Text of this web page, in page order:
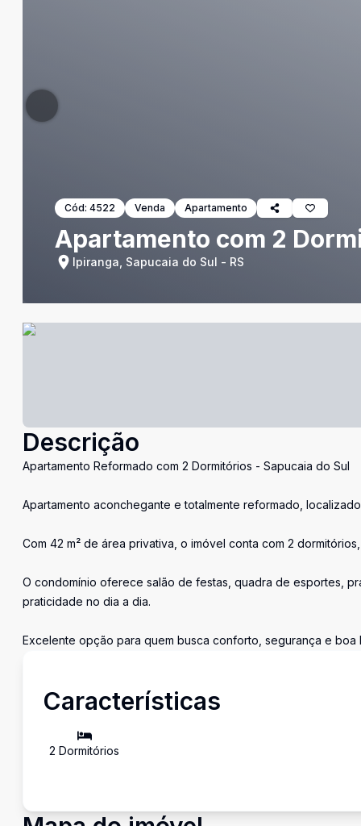
Cód: 4522 Venda Apartamento
Apartamento com 2
Ipiranga, Sapucaia do Sul - RS
Descrição
Apartamento Reformado com 2 Dormitórios - Sapucaia do Sul
Apartamento aconchegante e totalmente reformado,
Com 42 m² de área privativa, o imóvel conta com 2
O condomínio oferece salão de festas, quadra de esportes,
praticidade no dia a dia.
Excelente opção para quem busca conforto, segurança e
Características
2 Dormitórios